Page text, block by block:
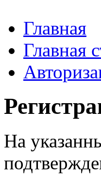
Главная
Главная
На